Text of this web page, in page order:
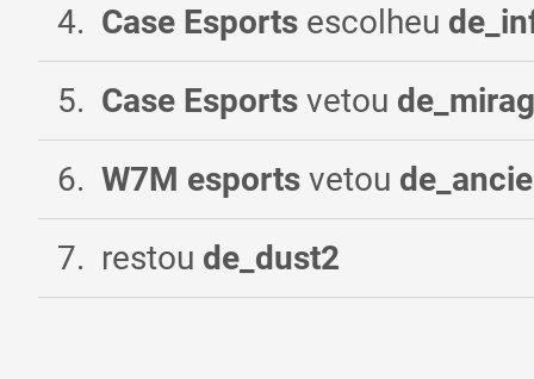
4. Case Esports escolheu
5. Case Esports vetou
6. W7M esports vetou
7. restou de_dust2